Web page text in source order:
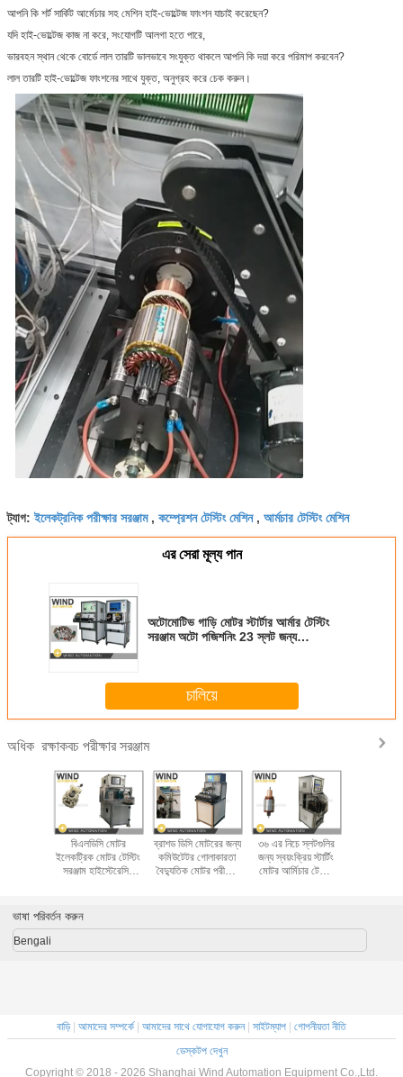
আপনি কি শর্ট সার্কিট আর্মেচার সহ মেশিন হাই-ভোল্টেজ ফাংশন যাচাই করেছেন?
যদি হাই-ভোল্টেজ কাজ না করে, সংযোগটি আলগা হতে পারে,
ভারবহন স্থান থেকে বোর্ডে লাল তারটি ভালভাবে সংযুক্ত থাকলে আপনি কি দয়া করে পরিমাপ করবেন?
লাল তারটি হাই-ভোল্টেজ ফাংশনের সাথে যুক্ত, অনুগ্রহ করে চেক করুন।
ট্যাগ:ইলেকট্রনিক পরীক্ষার সরঞ্জাম, কম্প্রেশন টেস্টিং মেশিন, আর্মচার টেস্টিং মেশিন
এর সেরা মূল্য পান
অটোমোটিভ গাড়ি মোটর স্টার্টার আর্মার টেস্টিং
সরঞ্জাম অটো পজিশনিং 23 স্লট জন্য
চালিয়ে
অধিক রক্ষাকবচ পরীক্ষার সরঞ্জাম
বিএলডিসি মোটর
ইলেকট্রিক মোটর টেস্টিং
সরঞ্জাম হাইস্টেরেসিস
ব্রাশড ডিসি মোটরের জন্য
কমিউটেটর গোলাকারতা
বৈদ্যুতিক মোটর পরীক্ষার
৩৬ এর নিচে স্লটগুলির
জন্য স্বয়ংক্রিয় স্টার্টিং
মোটর আর্মিচার টেস্টিং
ভাষা পরিবর্তন করুন
Bengali
বাড়ি| আমাদের সম্পর্কে| আমাদের সাথে যোগাযোগ করুন| সাইটম্যাপ | গোপনীয়তা নীতি
ডেস্কটপ দেখুন
Copyright © 2018 - 2026 Shanghai Wind Automation Equipment Co.,Ltd.